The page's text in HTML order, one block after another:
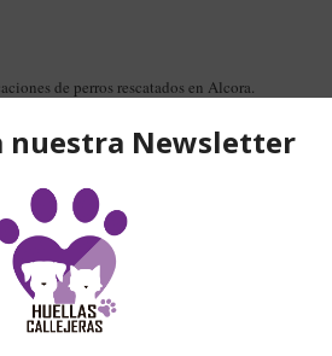
de perros rescatados en Alcora.
0